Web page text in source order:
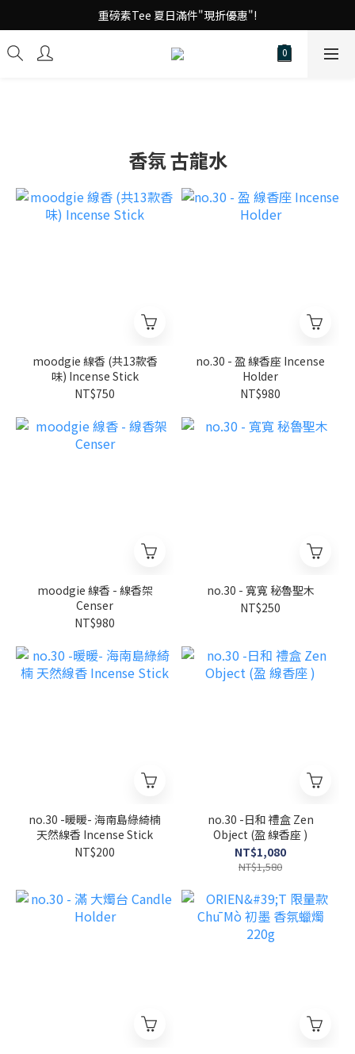
台 港 澳 消費滿千享免運!
重磅素Tee 夏日滿件"現折優惠"!
台 港 澳 消費滿千享免運!
香氛 古龍水
moodgie 線香 (共13款香
味) Incense Stick
NT$750
no.30 - 盈 線香座 Incense
Holder
NT$980
moodgie 線香 - 線香架
Censer
NT$980
no.30 - 寬寬 秘魯聖木
NT$250
no.30 -暖暖- 海南島綠綺楠
天然線香 Incense Stick
NT$200
no.30 -日和 禮盒 Zen
Object (盈 線香座 )
NT$1,080
NT$1,580